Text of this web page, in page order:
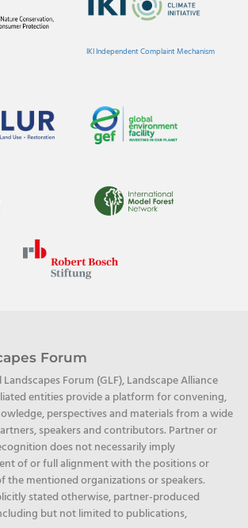
IKI Independent Complaint Mechanism
Forum
Landscapes Forum (GLF), Landscape Alliance
entities provide a platform for convening,
perspectives and materials from a wide
speakers and contributors. Partner or
does not necessarily imply
of or full alignment with the positions or
the mentioned organizations or speakers.
stated otherwise, partner-produced
but not limited to publications,